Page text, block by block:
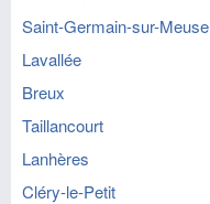
Saint-Germain-sur-Meuse
Lavallée
Breux
Taillancourt
Lanhères
Cléry-le-Petit